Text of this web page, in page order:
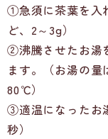
①急須に茶葉を入
ど、2～3g）
②沸騰させたお湯
ます。（お湯の量
80℃）
③適温になったお
秒）